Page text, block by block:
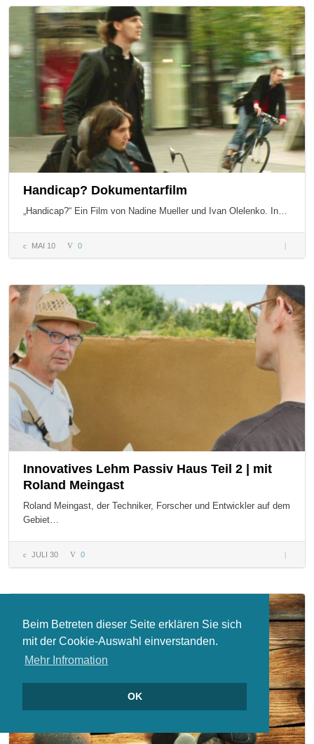
Beim Betreten dieser Seite erklären Sie sich
mit der Cookie-Auswahl einverstanden.
Mehr Infromation
OK
| Kai
Rosit
Handicap? Dokumentarfilm
„Handicap?“ Ein Film von Nadine Mueller und Ivan Olelenko. In…
MAI 10 0
Innovatives Lehm Passiv Haus Teil 2 | mit
Roland Meingast
Roland Meingast, der Techniker, Forscher und Entwickler auf dem
Gebiet…
JULI 30 0
Lehm
Teil 2 |
Roland